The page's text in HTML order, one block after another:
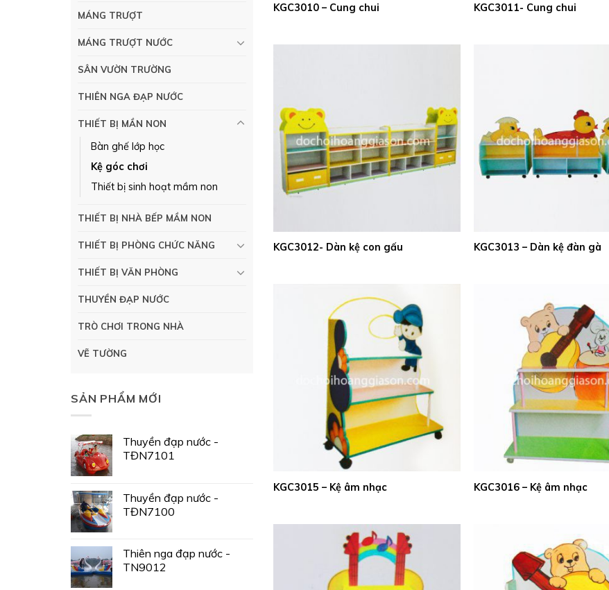
MÁNG TRƯỢT
MÁNG TRƯỢT NƯỚC
SÂN VƯỜN TRƯỜNG
THIÊN NGA ĐẠP NƯỚC
THIẾT BỊ MẦN NON
Bàn ghế lớp học
Kệ góc chơi
Thiết bị sinh hoạt mầm non
THIẾT BỊ NHÀ BẾP MẦM NON
THIẾT BỊ PHÒNG CHỨC NĂNG
THIẾT BỊ VĂN PHÒNG
THUYỀN ĐẠP NƯỚC
TRÒ CHƠI TRONG NHÀ
VẼ TƯỜNG
SẢN PHẨM MỚI
Thuyền đạp nước -
TĐN7101
Thuyền đạp nước -
TĐN7100
Thiên nga đạp nước -
TN9012
KGC3010 – Cung chui KGC3011- Cung chui
KGC3012- Dàn kệ con gấu KGC3013 – Dàn kệ đàn gà
KGC3015 – Kệ âm nhạc KGC3016 – Kệ âm nhạc